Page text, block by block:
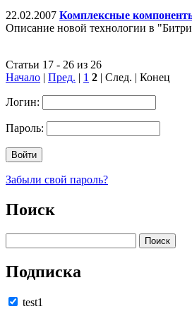
22.02.2007 Комплексные
Описание новой технологии в
Статьи 17 - 26 из 26
Начало | Пред. | 1 2 | След. | Конец
Логин:
Пароль:
Забыли свой пароль?
Поиск
Подписка
test1